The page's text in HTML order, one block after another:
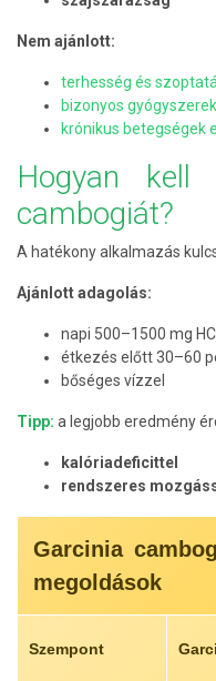
Nem ajánlott:
terhesség és
bizonyos
krónikus betegségek
Hogyan kell
cambogiát?
A hatékony alkalmazás
Ajánlott adagolás:
napi 500–1500 mg
étkezés előtt 30–60
bőséges vízzel
Tipp: a legjobb eredmény
kalóriadeficittel
rendszeres
Garcinia
megoldások
Szempont